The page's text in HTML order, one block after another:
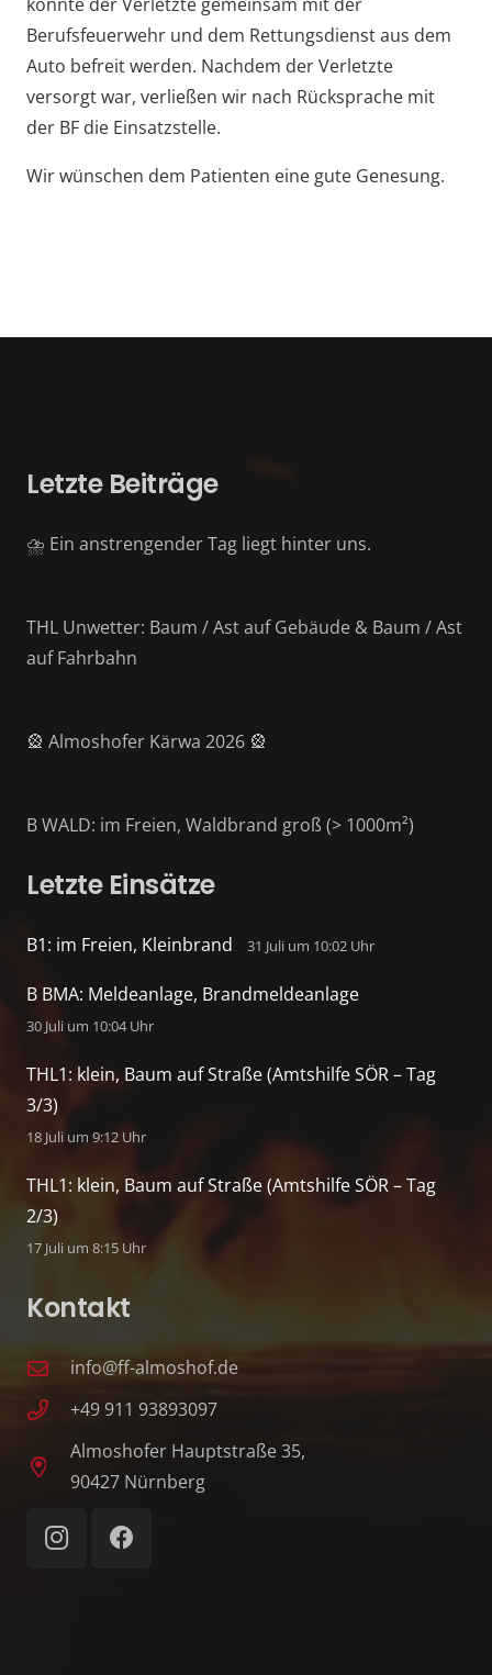
Berufsfeuerwehr und dem Rettungsdienst aus dem
Auto befreit werden. Nachdem der Verletzte
versorgt war, verließen wir nach Rücksprache mit
der BF die Einsatzstelle.
Wir wünschen dem Patienten eine gute Genesung.
Letzte Beiträge
⛈️ Ein anstrengender Tag liegt hinter uns.
THL Unwetter: Baum / Ast auf Gebäude & Baum / Ast
auf Fahrbahn
🎡 Almoshofer Kärwa 2026 🎡
B WALD: im Freien, Waldbrand groß (> 1000m²)
Letzte Einsätze
B1: im Freien, Kleinbrand 31 Juli um 10:02 Uhr
B BMA: Meldeanlage, Brandmeldeanlage
30 Juli um 10:04 Uhr
THL1: klein, Baum auf Straße (Amtshilfe SÖR – Tag
3/3)
18 Juli um 9:12 Uhr
THL1: klein, Baum auf Straße (Amtshilfe SÖR – Tag
2/3)
17 Juli um 8:15 Uhr
Kontakt
info@ff-almoshof.de
+49 911 93893097
Almoshofer Hauptstraße 35,
90427 Nürnberg